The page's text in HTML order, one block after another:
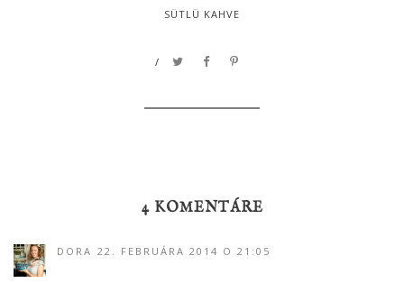
SÜTLÜ KAHVE
/
4 KOMENTÁRE
DORA 22. FEBRUÁRA 2014 O 21:05